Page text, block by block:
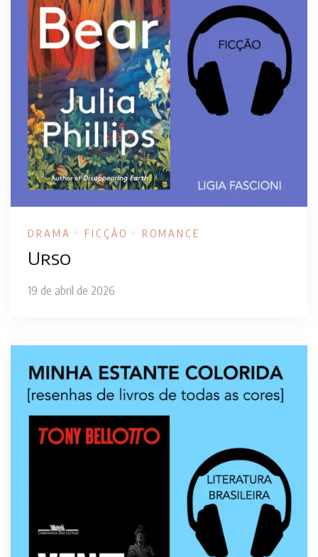
DRAMA FICÇÃO ROMANCE
Urso
19 de abril de 2026